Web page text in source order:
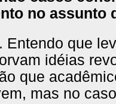
no assunto
que
idéias
que
mas no